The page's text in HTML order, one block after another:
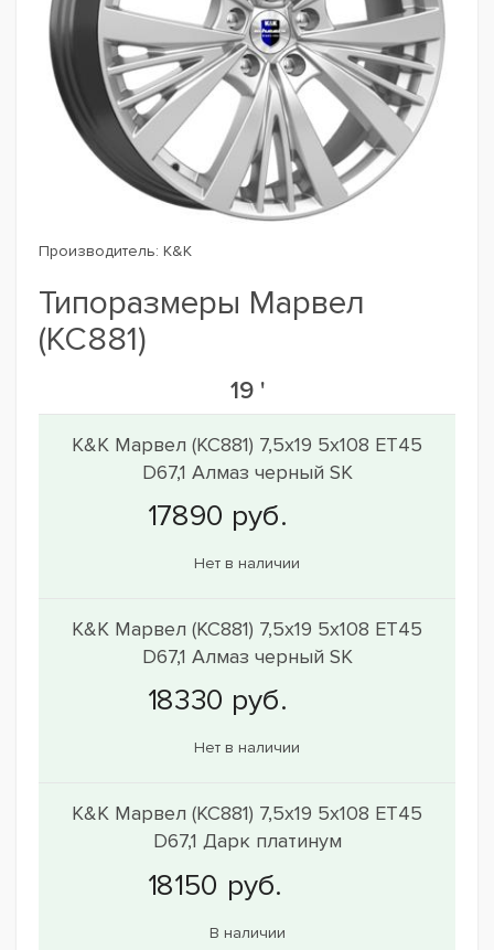
Производитель: K&K
Типоразмеры Марвел
(КС881)
19 '
K&K Марвел (КС881) 7,5x19 5x108 ET45
D67,1 Алмаз черный SK
Нет в наличии
K&K Марвел (КС881) 7,5x19 5x108 ET45
D67,1 Алмаз черный SK
Нет в наличии
K&K Марвел (КС881) 7,5x19 5x108 ET45
D67,1 Дарк платинум
В наличии